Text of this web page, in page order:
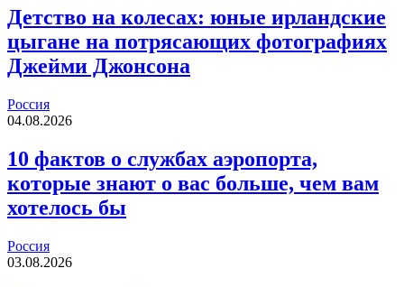
Детство на колесах: юные ирландские
цыгане на потрясающих фотографиях
Джейми Джонсона
Россия
04.08.2026
10 фактов о службах аэропорта,
которые знают о вас больше, чем вам
хотелось бы
Россия
03.08.2026